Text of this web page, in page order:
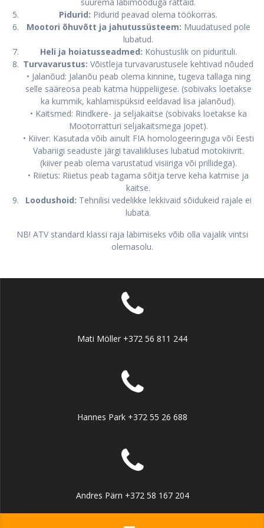
suurema läbimõõduga rattaid.
Pidurid: Pidurid peavad olema töökorras.
Mootori õhuvõtt ja jahutussüsteem: Muudatused pole
lubatud.
Heli ja hoiatusseadmed: Kohustuslik on pidurituli.
Turvavarustus: Võistleja turvavarustusele kehtivad nõuded
• Jalanõud: Jalanõu peab olema kinnine, tugeva tallaga ning
selle sääreosa peab katma hüppeliigese. (sobivaks loetakse
ka kummik, kahlamispüksid eeldavad lisa jalanõud).
• Kaitsmed: Rindkere- ja seljakaitse (sobivaks loetakse ka
Mootorratturi seljakaitsmega jopet).
• Kiiver: Kasutada võib ainult FIA homologeeringuga või Eesti
Vabariigi seaduste järgi tavaliikluses lubatud motokiivrit.
(kiiver peab olema varustatud visiiriga või prillidega).
• Riietus: Riietus peab tagama sõitja terve keha katmise ja
kaitse.
Loodushoid: Tehnilisi vedelikke lekkivaid sõidukeid rajale ei
lubata.
NB! ATV standard klassi raja läbimiseks võib olla vajalik vintsi
olemasolu.
Mati Möller +372 56 811 244
Hannes Park +372 55 26 688
Andres Pärn +372 58 167 204